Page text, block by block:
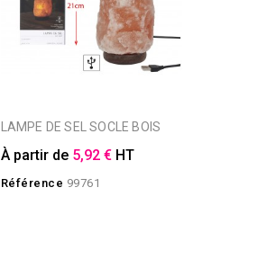
LAMPE DE SEL SOCLE BOIS
À partir de 5,92 € HT
Référence 99761